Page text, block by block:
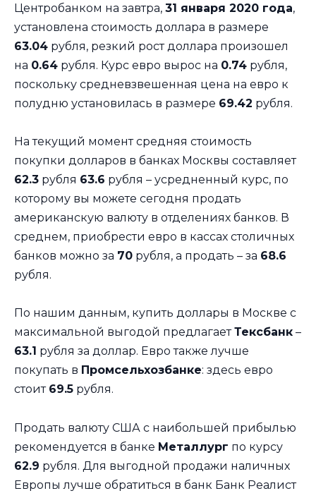
Центробанком на завтра, 31 января 2020 года,
установлена стоимость доллара в размере
63.04 рубля, резкий рост доллара произошел
на 0.64 рубля. Курс евро вырос на 0.74 рубля,
поскольку средневзвешенная цена на евро к
полудню установилась в размере 69.42 рубля.
На текущий момент средняя стоимость
покупки долларов в банках Москвы составляет
62.3 рубля 63.6 рубля – усредненный курс, по
которому вы можете сегодня продать
американскую валюту в отделениях банков. В
среднем, приобрести евро в кассах столичных
банков можно за 70 рубля, а продать – за 68.6
рубля.
По нашим данным, купить доллары в Москве с
максимальной выгодой предлагаетТексбанк –
63.1 рубля за доллар. Евро также лучше
покупать в Промсельхозбанке: здесь евро
стоит 69.5 рубля.
Продать валюту США с наибольшей прибылью
рекомендуется в банке Металлург по курсу
62.9 рубля. Для выгодной продажи наличных
Европы лучше обратиться в банк Банк Реалист